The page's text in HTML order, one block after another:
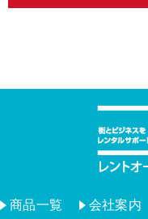
商品一覧 会社案内